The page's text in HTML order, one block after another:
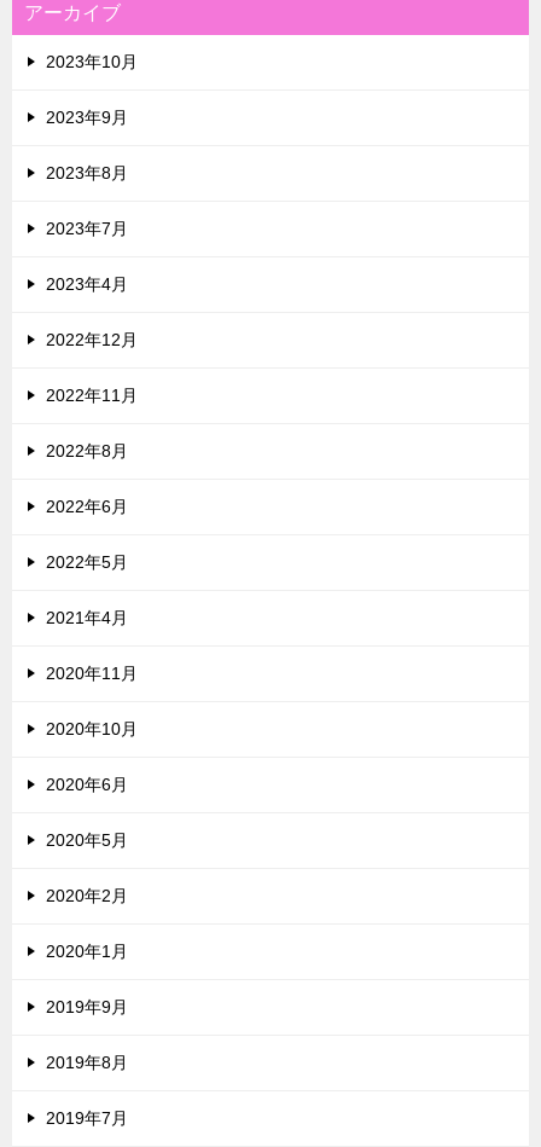
アーカイブ
2023年10月
2023年9月
2023年8月
2023年7月
2023年4月
2022年12月
2022年11月
2022年8月
2022年6月
2022年5月
2021年4月
2020年11月
2020年10月
2020年6月
2020年5月
2020年2月
2020年1月
2019年9月
2019年8月
2019年7月